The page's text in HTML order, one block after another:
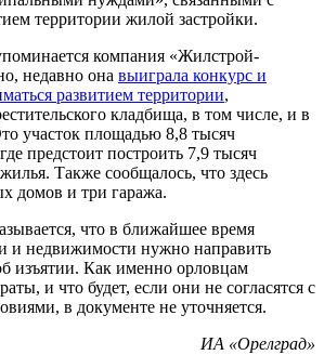
территории жилой застройки.
компания «Жилстрой-
недавно она выиграла конкурс и
развитием территории,
кладбища, в том числе, и в
участок площадью 8,8 тысяч
предстоит построить 7,9 тысяч
Также сообщалось, что здесь
домов и три гаража.
что в ближайшее время
и недвижимости нужно направить
изъятии. Как именно орловцам
и что будет, если они не согласятся с
в документе не уточняется.
ИА «Орелград»